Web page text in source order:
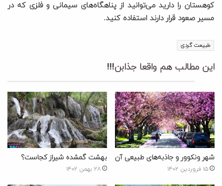
کوهستان را دارید می‌توانید از پناهگاه‌های سیمانی و فلزی که در
مسیر صعود قرار دارند استفاده کنید.
طبیعت گردی
این مطالب هم واقعا جذابن!!!
شهر ونکوور و جاذبه‌های طبیعی آن
۱۵ فروردین ۱۴۰۲
بهشت گمشده شیراز کجاست؟
۲۸ بهمن ۱۴۰۲